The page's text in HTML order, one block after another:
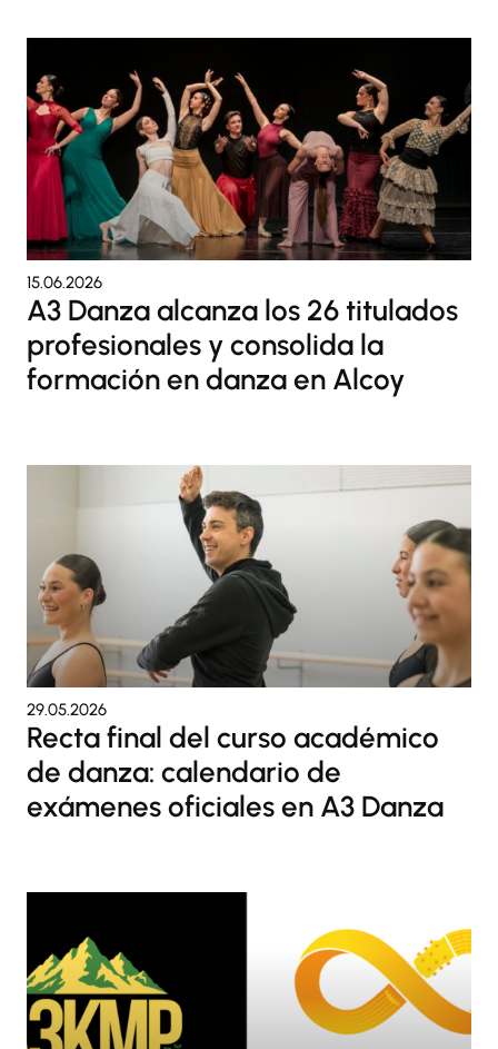
A3 Danza alcanza los 26 titulados
profesionales y consolida la
formación en danza en Alcoy
15.06.2026
Recta final del curso académico
de danza: calendario de
exámenes oficiales en A3 Danza
29.05.2026